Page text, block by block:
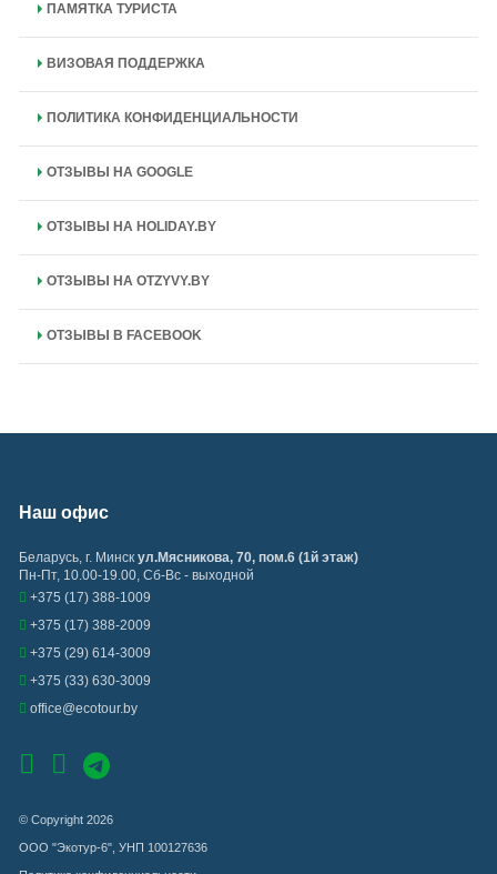
ПАМЯТКА ТУРИСТА
ВИЗОВАЯ ПОДДЕРЖКА
ПОЛИТИКА КОНФИДЕНЦИАЛЬНОСТИ
ОТЗЫВЫ НА GOOGLE
ОТЗЫВЫ НА HOLIDAY.BY
ОТЗЫВЫ НА OTZYVY.BY
ОТЗЫВЫ В FACEBOOK
Наш офис
Беларусь, г. Минск ул.Мясникова, 70, пом.6 (1й этаж)
Пн-Пт, 10.00-19.00, Сб-Вс - выходной
+375 (17) 388-1009
+375 (17) 388-2009
+375 (29) 614-3009
+375 (33) 630-3009
office@ecotour.by
© Copyright 2026
ООО "Экотур-6", УНП 100127636